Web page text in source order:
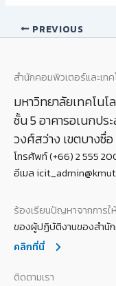
PREVIOUS
สำนักคอมพิวเตอร์และเท
มหาวิทยาลัยเทคโนโ
ชั้น 5 อาคารอเนกปร
วงศ์สว่าง เขตบางซื่
โทรศัพท์ (+66) 2 555
อีเมล
ร้องเรียนปัญหาจากการใ
ของผู้ปฏิบัติงานของสำนั
คลิกที่นี่
ติดตามเรา